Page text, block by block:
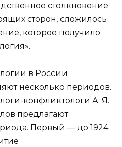
столкновение
сторон, сложилось
которое получило
в России
несколько периодов.
конфликтологи А. Я.
предлагают
Первый — до 1924